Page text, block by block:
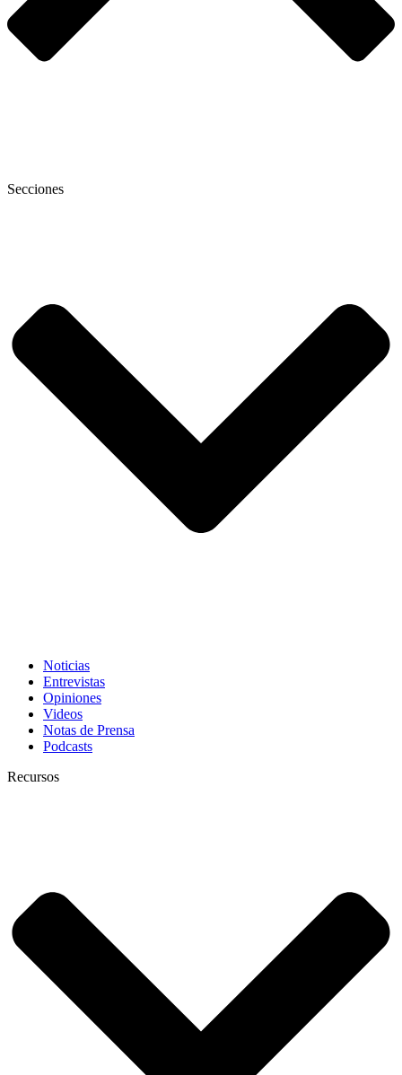
Secciones
Noticias
Entrevistas
Opiniones
Videos
Notas de Prensa
Podcasts
Recursos